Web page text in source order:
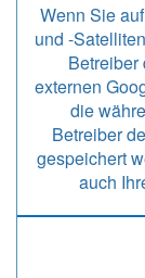
Wenn Sie
und -
Betreiber
externen
die
Betreiber
gespeichert
auch